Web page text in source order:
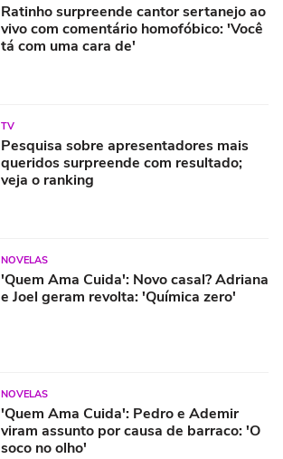
Ratinho surpreende cantor sertanejo ao
vivo com comentário homofóbico: 'Você
tá com uma cara de'
TV
Pesquisa sobre apresentadores mais
queridos surpreende com resultado;
veja o ranking
NOVELAS
'Quem Ama Cuida': Novo casal? Adriana
e Joel geram revolta: 'Química zero'
NOVELAS
'Quem Ama Cuida': Pedro e Ademir
viram assunto por causa de barraco: 'O
soco no olho'